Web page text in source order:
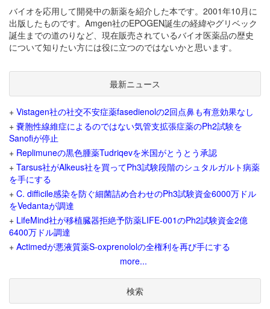
バイオを応用して開発中の新薬を紹介した本です。2001年10月に
出版したものです。Amgen社のEPOGEN誕生の経緯やグリベック
誕生までの道のりなど、現在販売されているバイオ医薬品の歴史
について知りたい方には役に立つのではないかと思います。
最新ニュース
+ Vistagen社の社交不安症薬fasedienolの2回点鼻も有意効果なし
+ 嚢胞性線維症によるのではない気管支拡張症薬のPh2試験を
Sanofiが停止
+ Replimuneの黒色腫薬Tudriqevを米国がとうとう承認
+ Tarsus社がAlkeus社を買ってPh3試験段階のシュタルガルト病薬
を手にする
+ C. difficile感染を防ぐ細菌詰め合わせのPh3試験資金6000万ドル
をVedantaが調達
+ LifeMind社が移植臓器拒絶予防薬LIFE-001のPh2試験資金2億
6400万ドル調達
+ Actimedが悪液質薬S-oxprenololの全権利を再び手にする
more...
検索